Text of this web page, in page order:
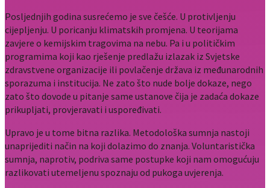
Posljednjih godina susrećemo je sve češće. U protivljenju
cijepljenju. U poricanju klimatskih promjena. U teorijama
zavjere o kemijskim tragovima na nebu. Pa i u političkim
programima koji kao rješenje predlažu izlazak iz Svjetske
zdravstvene organizacije ili povlačenje država iz međunarodnih
sporazuma i institucija. Ne zato što nude bolje dokaze, nego
zato što dovode u pitanje same ustanove čija je zadaća dokaze
prikupljati, provjeravati i uspoređivati.
Upravo je u tome bitna razlika. Metodološka sumnja nastoji
unaprijediti način na koji dolazimo do znanja. Voluntaristička
sumnja, naprotiv, podriva same postupke koji nam omogućuju
razlikovati utemeljenu spoznaju od pukoga uvjerenja.